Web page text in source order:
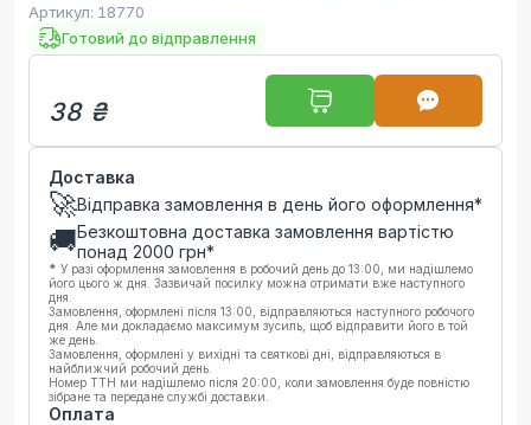
Артикул: 18770
Готовий до відправлення
38 ₴
Доставка
🚀Відправка замовлення в день його оформлення*
🚚Безкоштовна доставка замовлення вартістю
понад 2000 грн*
* У разі оформлення замовлення в робочий день до 13:00, ми надішлемо
його цього ж дня. Зазвичай посилку можна отримати вже наступного
дня.
Замовлення, оформлені після 13:00, відправляються наступного робочого
дня. Але ми докладаємо максимум зусиль, щоб відправити його в той
же день.
Замовлення, оформлені у вихідні та святкові дні, відправляються в
найближчий робочий день.
Номер ТТН ми надішлемо після 20:00, коли замовлення буде повністю
зібране та передане службі доставки.
Оплата